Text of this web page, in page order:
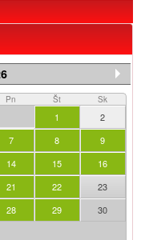
Pn Št Sk
1
2
7 8
9
14 15
16
21 22
23
28 29
30